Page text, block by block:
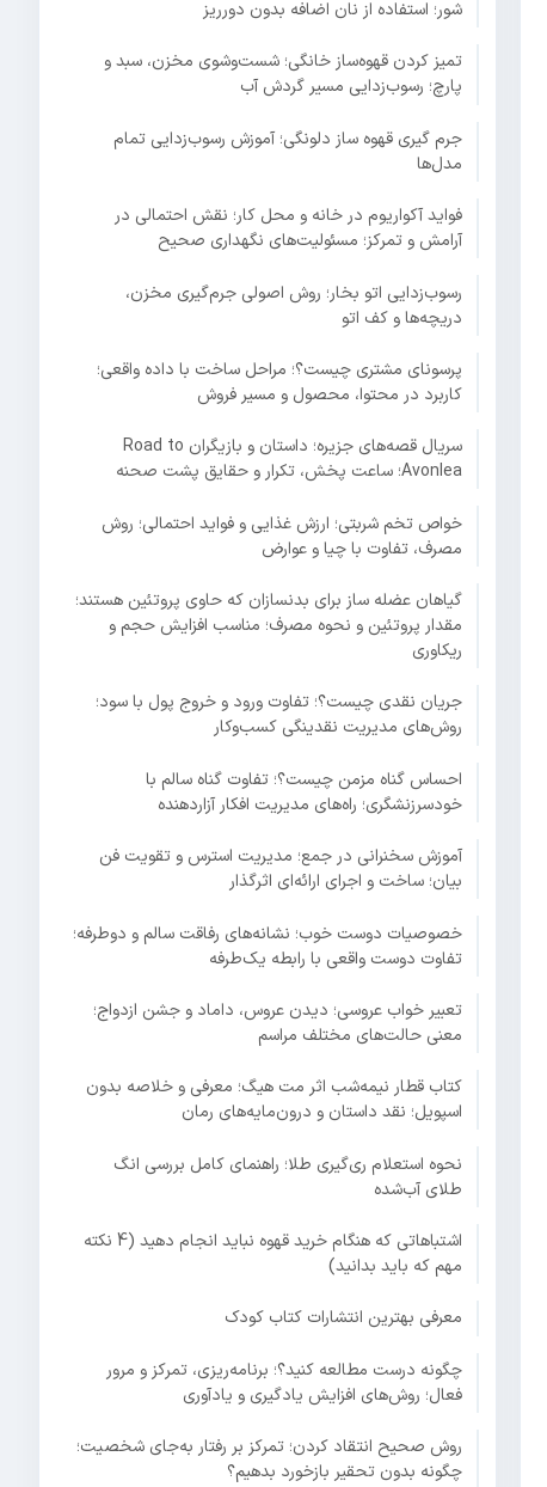
شور؛ استفاده از نان اضافه بدون دورریز
تمیز کردن قهوه‌ساز خانگی؛ شست‌وشوی مخزن، سبد و
پارچ؛ رسوب‌زدایی مسیر گردش آب
جرم گیری قهوه ساز دلونگی؛ آموزش رسوب‌زدایی تمام
مدل‌ها
فواید آکواریوم در خانه و محل کار؛ نقش احتمالی در
آرامش و تمرکز؛ مسئولیت‌های نگهداری صحیح
رسوب‌زدایی اتو بخار؛ روش اصولی جرم‌گیری مخزن،
دریچه‌ها و کف اتو
پرسونای مشتری چیست؟؛ مراحل ساخت با داده واقعی؛
کاربرد در محتوا، محصول و مسیر فروش
سریال قصه‌های جزیره؛ داستان و بازیگران Road to
Avonlea؛ ساعت پخش، تکرار و حقایق پشت صحنه
خواص تخم شربتی؛ ارزش غذایی و فواید احتمالی؛ روش
مصرف، تفاوت با چیا و عوارض
گیاهان عضله ساز برای بدنسازان که حاوی پروتئین هستند؛
مقدار پروتئین و نحوه مصرف؛ مناسب افزایش حجم و
ریکاوری
جریان نقدی چیست؟؛ تفاوت ورود و خروج پول با سود؛
روش‌های مدیریت نقدینگی کسب‌وکار
احساس گناه مزمن چیست؟؛ تفاوت گناه سالم با
خودسرزنشگری؛ راه‌های مدیریت افکار آزاردهنده
آموزش سخنرانی در جمع؛ مدیریت استرس و تقویت فن
بیان؛ ساخت و اجرای ارائه‌ای اثرگذار
خصوصیات دوست خوب؛ نشانه‌های رفاقت سالم و دوطرفه؛
تفاوت دوست واقعی با رابطه یک‌طرفه
تعبیر خواب عروسی؛ دیدن عروس، داماد و جشن ازدواج؛
معنی حالت‌های مختلف مراسم
کتاب قطار نیمه‌شب اثر مت هیگ؛ معرفی و خلاصه بدون
اسپویل؛ نقد داستان و درون‌مایه‌های رمان
نحوه استعلام ری‌گیری طلا؛ راهنمای کامل بررسی انگ
طلای آب‌شده
اشتباهاتی که هنگام خرید قهوه نباید انجام دهید (4 نکته
مهم که باید بدانید)
معرفی بهترین انتشارات کتاب کودک
چگونه درست مطالعه کنید؟؛ برنامه‌ریزی، تمرکز و مرور
فعال؛ روش‌های افزایش یادگیری و یادآوری
روش صحیح انتقاد کردن؛ تمرکز بر رفتار به‌جای شخصیت؛
چگونه بدون تحقیر بازخورد بدهیم؟